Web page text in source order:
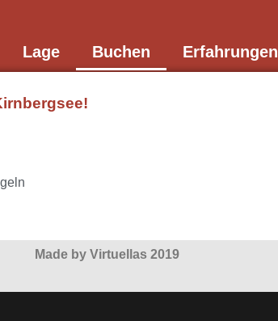
Lage Buchen Erfahrungen
Made by Virtuellas 2019